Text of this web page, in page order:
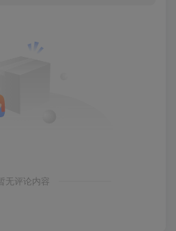
无评论内容